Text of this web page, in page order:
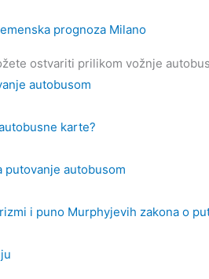
prognoza Milano
ostvariti prilikom vožnje
autobusom
karte?
putovanje autobusom
i puno Murphyjevih zakona o